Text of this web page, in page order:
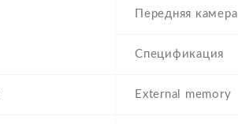
Передняя камера
Спецификация
External memory